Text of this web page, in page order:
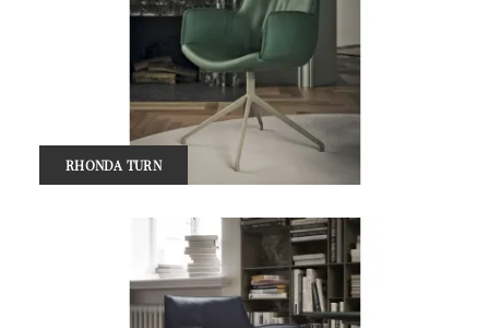
RHONDA TURN